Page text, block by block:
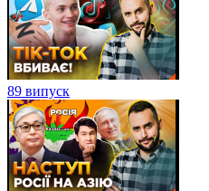
89 випуск